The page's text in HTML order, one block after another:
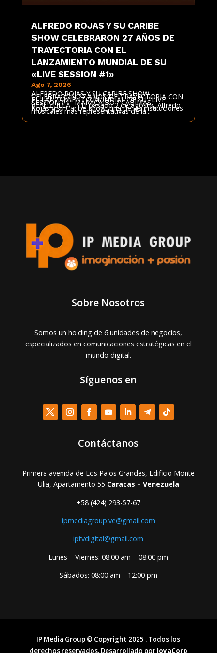
ALFREDO ROJAS Y SU CARIBE
SHOW CELEBRARON 27 AÑOS DE
TRAYECTORIA CON EL
LANZAMIENTO MUNDIAL DE SU
«LIVE SESSION #1»
Ago 7, 2026
ALFREDO ROJAS Y SU CARIBE SHOW
CELEBRARON 27 AÑOS DE TRAYECTORIA CON
EL LANZAMIENTO MUNDIAL DE SU "LIVE
SESSION #1" MARACAIBO / CABIMAS,
VENEZUELA — El pasado 2 de agosto, Alfredo
Rojas y su Caribe Show, una de las instituciones
musicales más representativas de la...
Sobre Nosotros
Somos un holding de 6 unidades de negocios,
especializados en comunicaciones estratégicas en el
mundo digital.
Síguenos en
Contáctanos
Primera avenida de Los Palos Grandes, Edificio Monte
Ulia, Apartamento 55 Caracas – Venezuela
+58 (424) 293-57-67
ipmediagroup.ve@gmail.com
iptvdigital@gmail.com
Lunes – Viernes: 08:00 am – 08:00 pm
Sábados: 08:00 am – 12:00 pm
IP Media Group © Copyright 2025 . Todos los
derechos reservados. Desarrollado por JoyaCorp